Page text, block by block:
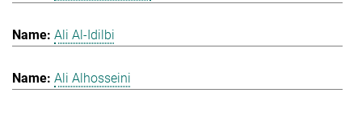
Ali Al-Idilbi
Ali Alhosseini